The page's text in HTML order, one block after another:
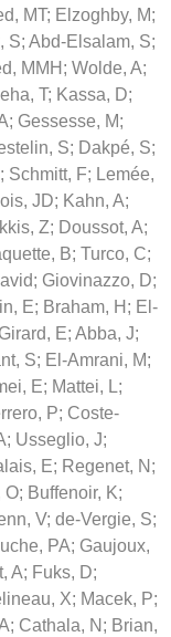
MT; Elzoghby, M;
S; Abd-Elsalam, S;
MMH ; Wolde, A;
T; Kassa, D;
; Gessesse, M;
S; Dakpé, S;
; Schmitt, F; Lemée,
JD; Kahn, A;
Z; Doussot, A;
B; Turco, C;
; Giovinazzo, D;
E; Braham, H ; El-
Girard, E; Abba, J;
S; El-Amrani, M;
E; Mattei, L;
P; Coste-
; Usseglio, J;
E; Regenet, N ;
O; Buffenoir, K;
V; de-Vergie, S;
PA; Gaujoux,
A; Fuks, D;
X; Macek, P;
; Cathala, N ; Brian,